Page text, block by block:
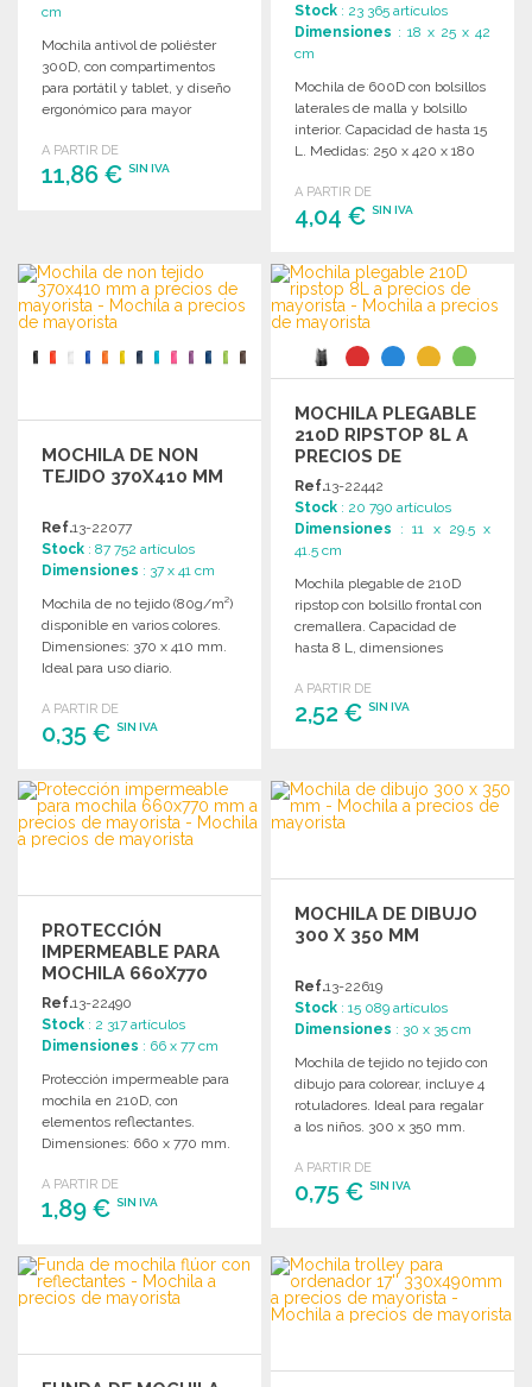
cm
Mochila antivol de poliéster
300D, con compartimentos
para portátil y tablet, y diseño
ergonómico para mayor
A PARTIR DE
11,86 € SIN IVA
Solicitar un presupuesto
Stock : 23 365 artículos
Dimensiones : 18 x 25 x 42
cm
Mochila de 600D con bolsillos
laterales de malla y bolsillo
interior. Capacidad de hasta 15
L. Medidas: 250 x 420 x 180
A PARTIR DE
4,04 €SIN IVA
PEDIR
Solicitar un presupuesto
MOCHILA DE NON
TEJIDO 370X410 MM
Ref.13-22077
Stock : 87 752 artículos
Dimensiones : 37 x 41 cm
Mochila de no tejido (80g/m²)
disponible en varios colores.
Dimensiones: 370 x 410 mm.
Ideal para uso diario.
A PARTIR DE
0,35 € SIN IVA
PEDIR
Solicitar un presupuesto
MOCHILA PLEGABLE
210D RIPSTOP 8L A
PRECIOS DE
MAYORISTA
Ref.13-22442
Stock : 20 790 artículos
Dimensiones : 11 x 29.5 x
41.5 cm
Mochila plegable de 210D
ripstop con bolsillo frontal con
cremallera. Capacidad de
hasta 8 L, dimensiones
A PARTIR DE
2,52 €SIN IVA
Solicitar un presupuesto
PROTECCIÓN
IMPERMEABLE PARA
MOCHILA 660X770
MM A PRECIOS DE
MAYORISTA
Ref.13-22490
Stock : 2 317 artículos
Dimensiones : 66 x 77 cm
Protección impermeable para
mochila en 210D, con
elementos reflectantes.
Dimensiones: 660 x 770 mm.
A PARTIR DE
1,89 € SIN IVA
PEDIR
Solicitar un presupuesto
MOCHILA DE DIBUJO
300 X 350 MM
Ref.13-22619
Stock : 15 089 artículos
Dimensiones : 30 x 35 cm
Mochila de tejido no tejido con
dibujo para colorear, incluye 4
rotuladores. Ideal para regalar
a los niños. 300 x 350 mm.
A PARTIR DE
0,75 €SIN IVA
Solicitar un presupuesto